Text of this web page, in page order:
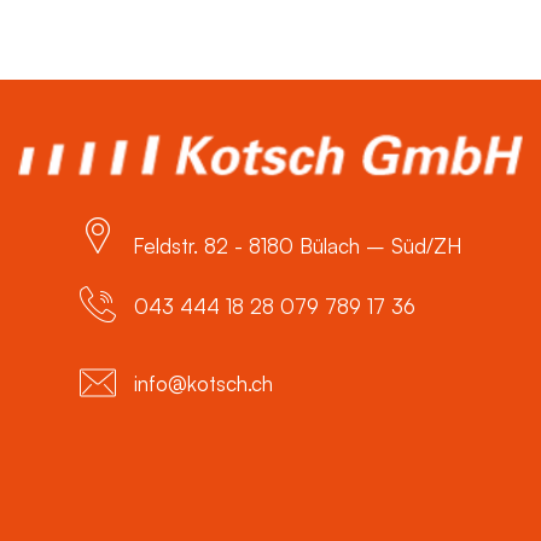
Feldstr. 82 - 8180 Bülach – Süd/ZH
043 444 18 28 079 789 17 36
info@kotsch.ch